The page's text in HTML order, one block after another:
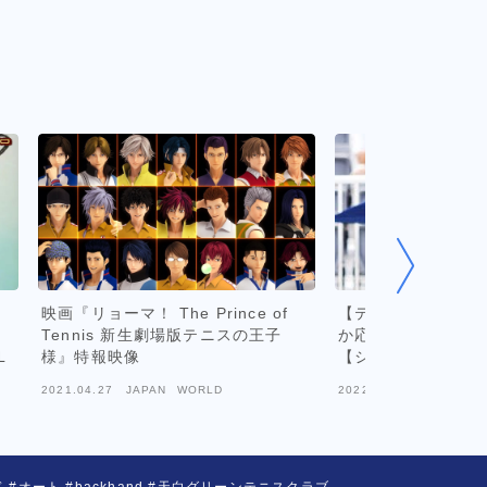
映画『リョーマ！ The Prince of
Tennis 新生劇場版テニスの王子
様』特報映像
2021.04.27 JAPAN WORLD
【テニス】アメリ
か応援したくなる
【シングルス】
2022.04.15